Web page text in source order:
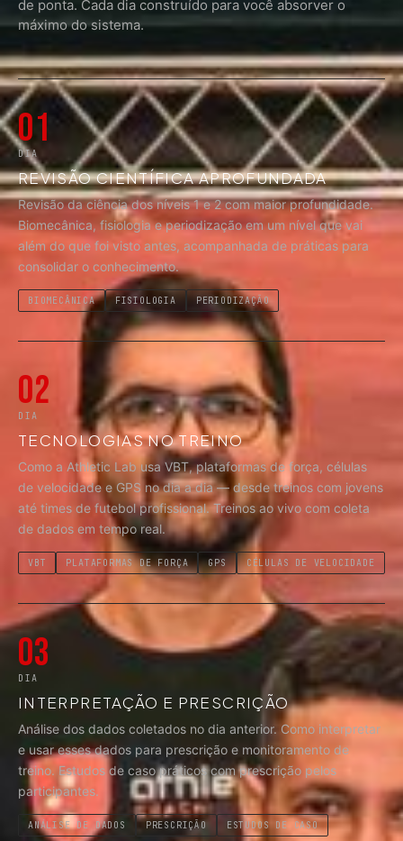
de ponta. Cada dia construído para você absorver o
máximo do sistema.
01
DIA
REVISÃO CIENTÍFICA APROFUNDADA
Revisão da ciência dos níveis 1 e 2 com maior profundidade.
Biomecânica, fisiologia e periodização em um nível que vai
além do que foi visto antes, acompanhada de práticas para
consolidar o conhecimento.
BIOMECÂNICA FISIOLOGIA PERIODIZAÇÃO
02
DIA
TECNOLOGIAS NO TREINO
Como a Athletic Lab usa VBT, plataformas de força, células
de velocidade e GPS no dia a dia — desde treinos com jovens
até times de futebol profissional. Treinos ao vivo com coleta
de dados em tempo real.
VBT PLATAFORMAS DE FORÇA GPS CÉLULAS DE VELOCIDADE
03
DIA
INTERPRETAÇÃO E PRESCRIÇÃO
Análise dos dados coletados no dia anterior. Como interpretar
e usar esses dados para prescrição e monitoramento de
treino. Estudos de caso práticos com prescrição pelos
participantes.
ANÁLISE DE DADOS PRESCRIÇÃO ESTUDOS DE CASO